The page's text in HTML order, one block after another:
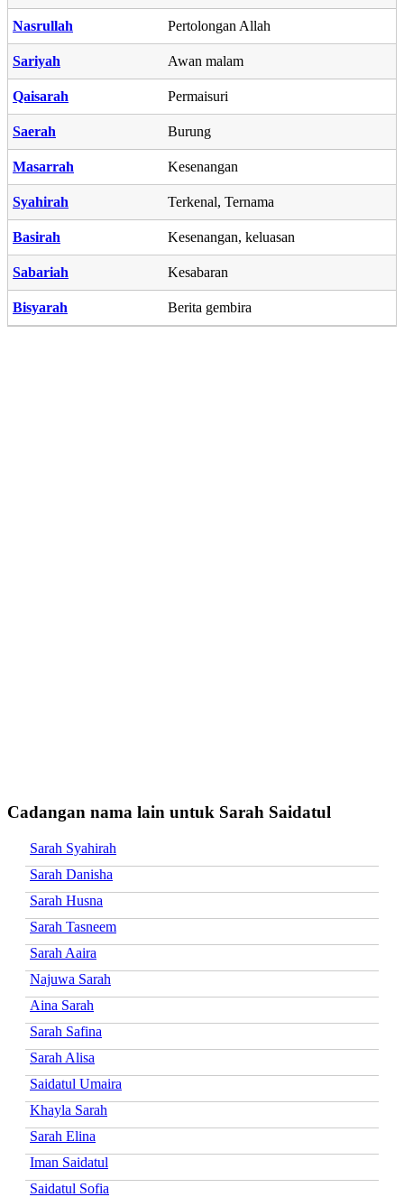
Nasrullah Pertolongan Allah
Sariyah Awan malam
Qaisarah Permaisuri
Saerah Burung
Masarrah Kesenangan
Syahirah Terkenal, Ternama
Basirah Kesenangan, keluasan
Sabariah Kesabaran
Bisyarah Berita gembira
Cadangan nama lain untuk Sarah Saidatul
Sarah Syahirah
Sarah Danisha
Sarah Husna
Sarah Tasneem
Sarah Aaira
Najuwa Sarah
Aina Sarah
Sarah Safina
Sarah Alisa
Saidatul Umaira
Khayla Sarah
Sarah Elina
Iman Saidatul
Saidatul Sofia